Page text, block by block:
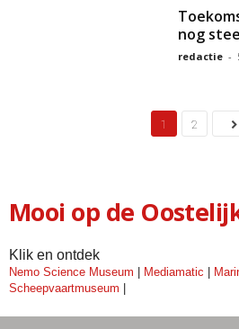
nog
redactie -
1 2
Mooi op de
Klik en ontdek
Nemo Science Museum Mediamatic
Scheepvaartmuseum